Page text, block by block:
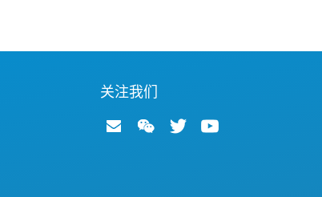
关注我们